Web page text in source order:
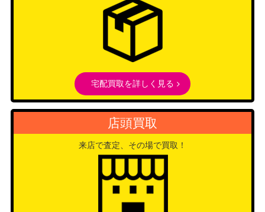
宅配買取を詳しく見る
店頭買取
来店で査定、その場で買取！